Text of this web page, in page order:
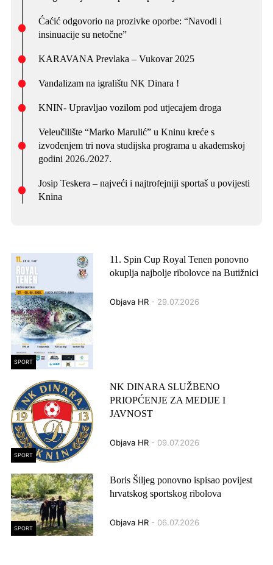
Ćaćić odgovorio na prozivke oporbe: “Navodi i
insinuacije su netočne”
KARAVANA Prevlaka – Vukovar 2025
Vandalizam na igralištu NK Dinara !
KNIN- Upravljao vozilom pod utjecajem droga
Veleučilište “Marko Marulić” u Kninu kreće s
izvođenjem tri nova studijska programa u akademskoj
godini 2026./2027.
Josip Teskera – najveći i najtrofejniji sportaš u povijesti
Knina
SPORT
11. Spin Cup Royal Tenen ponovno
okuplja najbolje ribolovce na Butižnici
Objava HR - 29.07.2026
SPORT
NK DINARA SLUŽBENO
PRIOPĆENJE ZA MEDIJE I
JAVNOST
Objava HR - 09.07.2026
SPORT
Boris Šiljeg ponovno ispisao povijest
hrvatskog sportskog ribolova
Objava HR - 06.07.2026